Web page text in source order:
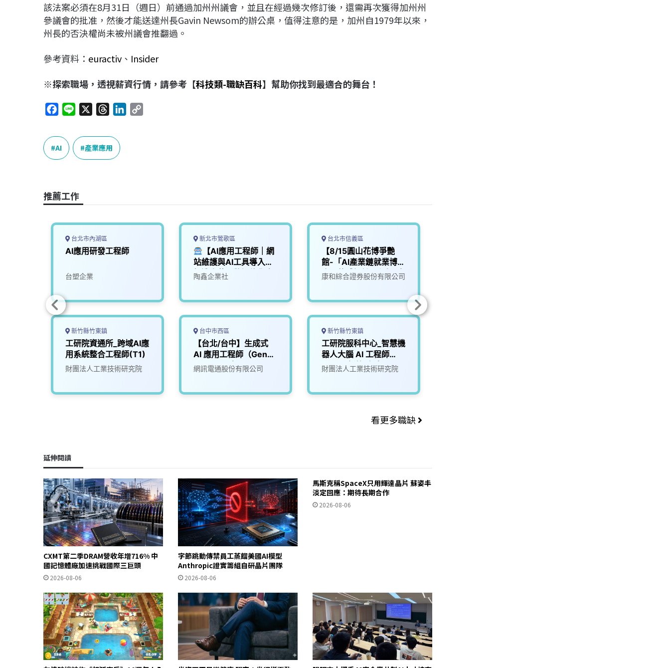
該法案必須在8月31日（週日）前通過加州州議會，並且在經過幾次修訂後，還需再次獲得加州州
參議會的批准，然後才能送達州長Gavin Newsom的辦公桌，值得注意的是，加州自1979年以來，
州長的否決權尚未被州議會推翻過。
參考資料： euractiv 、 Insider
※探索職場，透視薪資行情，請參考【科技類-職缺百科】幫助你找到最適合的舞台！
c
e
b
k
n
r
e
a
AI 產業應用
推薦工作
台北市內湖區
AI應用研發工程師
台塑企業
新竹縣竹東鎮
工研院資通所_跨域AI應
用系統整合工程師(T1)
財團法人工業技術研究院
新北市鶯歌區
【AI應用工程師｜網
站維護與AI工具導入】
打造陶藝品牌智能化未
陶鑫企業社
台中市西區
【台北/台中】生成式
AI 應用工程師（GenAI
Engineer｜LLM／
網訊電通股份有限公司
台北市信義區
【8/15圓山花博爭艷
館-「AI產業鏈就業博覽
會」軟體設計工程師(應
康和綜合證券股份有限公司
新竹縣竹東鎮
工研院服科中心_智慧機
器人大腦 AI 工程師
(A000新竹/台南)
財團法人工業技術研究院
看更多職缺
延伸閱讀
CXMT第二季DRAM營收年增716% 中
國記憶體廠加速挑戰國際三巨頭
2026-08-06
字節跳動傳禁員工蒸餾美國AI模型
Anthropic證實籌組自研晶片團隊
2026-08-06
馬斯克稱SpaceX只用輝達晶片 蘇姿丰
淡定回應：期待長期合作
2026-08-06